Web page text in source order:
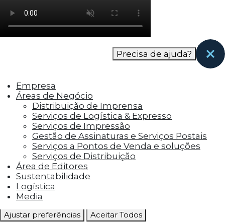
como os visitantes interagem com o site. Esses
cookies ajudam a fornecer informações sobre
as métricas do número de visitantes, taxa de
rejeição, origem do tráfego, etc.
funcionalidades, como compartilhar o
conteúdo do site em plataformas de social
media, coletar feedbacks e outros recursos de
terceiros.
Cookies Marketing
Os cookies de marketing são usados para
entregar aos visitantes anúncios
personalizados com base nas páginas que eles
visitaram antes e analisar a eficácia da
campanha publicitária.
Ajustar preferências Aceitar Todos
Precisa de ajuda?
Empresa
Áreas de Negócio
Distribuição de Imprensa
Serviços de Logística & Expresso
Serviços de Impressão
Gestão de Assinaturas e Serviços Postais
Serviços a Pontos de Venda e soluções
Serviços de Distribuição
Área de Editores
Sustentabilidade
Logística
Media